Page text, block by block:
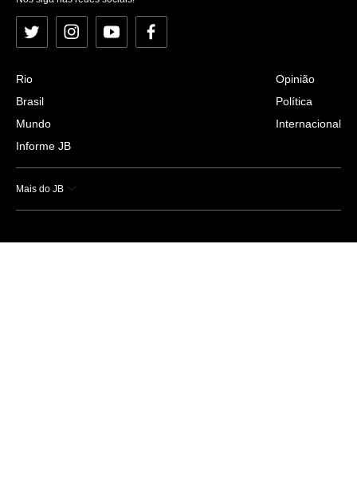
Twitter InstagramYouTubeFacebook
Rio
Brasil
Mundo
Informe JB
Opinião
Política
Internacional
Mais do JB
Esportes